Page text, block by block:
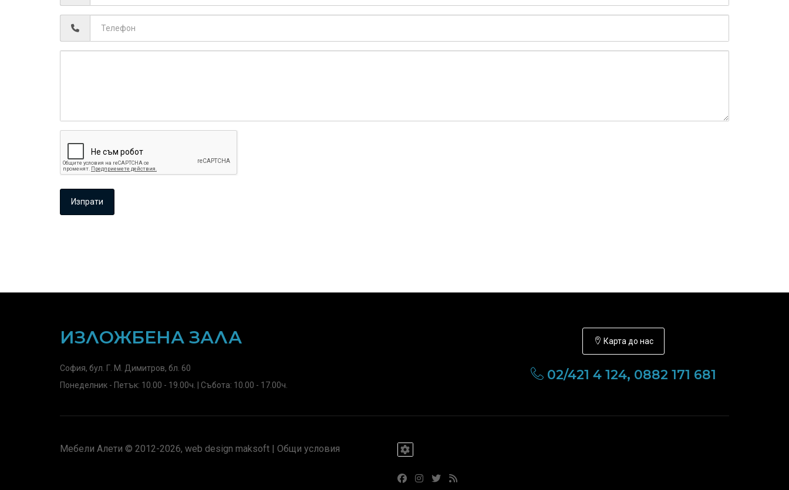
ИЗЛОЖБЕНА ЗАЛА
София, бул. Г. М. Димитров, бл. 60
Понеделник - Петък: 10.00 - 19.00ч. | Събота: 10.00 - 17.00ч.
Карта до нас
02/421 4 124, 0882 171 681
Мебели Алети © 2012-2026, web design maksoft | Общи условия